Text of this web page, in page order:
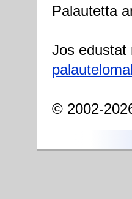
Palautetta
Jos edustat
© 2002-